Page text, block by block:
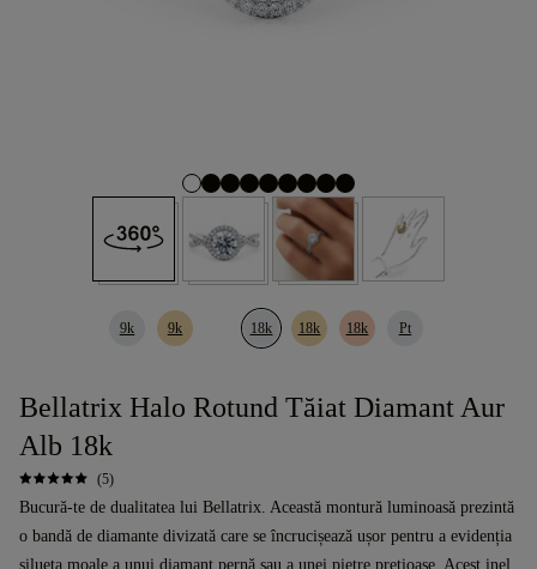
9k 9k 18k 18k 18k Pt
Bellatrix Halo Rotund Tăiat Diamant Aur
Alb 18k
(5)
Bucură-te de dualitatea lui Bellatrix. Această montură luminoasă prezintă
o bandă de diamante divizată care se încrucișează ușor pentru a evidenția
silueta moale a unui diamant pernă sau a unei pietre prețioase. Acest inel